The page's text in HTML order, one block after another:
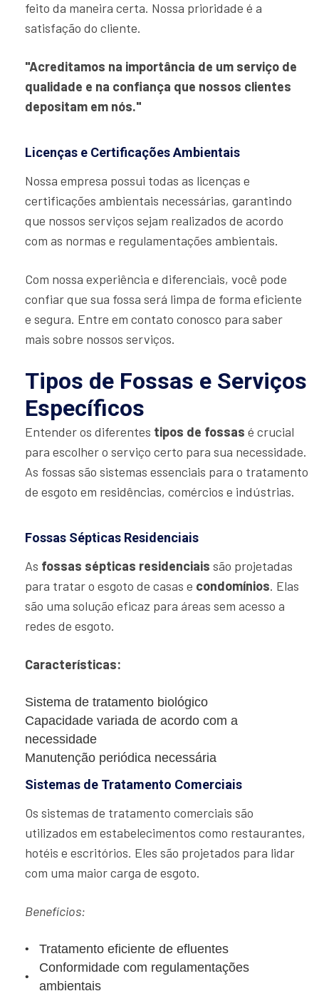
feito da maneira certa. Nossa prioridade é a
satisfação do cliente.
"Acreditamos na importância de um serviço de
qualidade e na confiança que nossos clientes
depositam em nós."
Licenças e Certificações Ambientais
Nossa empresa possui todas as licenças e
certificações ambientais necessárias, garantindo
que nossos serviços sejam realizados de acordo
com as normas e regulamentações ambientais.
Com nossa experiência e diferenciais, você pode
confiar que sua fossa será limpa de forma eficiente
e segura. Entre em contato conosco para saber
mais sobre nossos serviços.
Tipos de Fossas e Serviços
Específicos
Entender os diferentes tipos de fossas é crucial
para escolher o serviço certo para sua necessidade.
As fossas são sistemas essenciais para o tratamento
de esgoto em residências, comércios e indústrias.
Fossas Sépticas Residenciais
As fossas sépticas residenciais são projetadas
para tratar o esgoto de casas e condomínios. Elas
são uma solução eficaz para áreas sem acesso a
redes de esgoto.
Características:
Sistema de tratamento biológico
Capacidade variada de acordo com a
necessidade
Manutenção periódica necessária
Sistemas de Tratamento Comerciais
Os sistemas de tratamento comerciais são
utilizados em estabelecimentos como restaurantes,
hotéis e escritórios. Eles são projetados para lidar
com uma maior carga de esgoto.
Benefícios:
Tratamento eficiente de efluentes
Conformidade com regulamentações
ambientais